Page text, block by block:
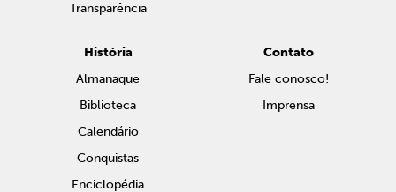
Transparência
História
Almanaque
Biblioteca
Calendário
Conquistas
Enciclopédia
Contato
Fale conosco!
Imprensa